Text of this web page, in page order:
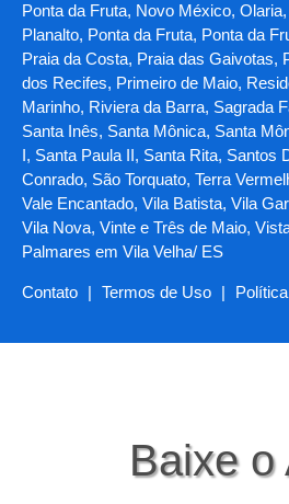
Ponta da Fruta, Novo México,
Planalto, Ponta da Fruta, Ponta da
Praia da Costa, Praia das Gaivotas,
dos Recifes, Primeiro de Maio,
Marinho, Riviera da Barra, Sagrada
Santa Inês, Santa Mônica, Santa
I, Santa Paula II, Santa Rita, Santos
Conrado, São Torquato, Terra
Vale Encantado, Vila Batista, Vila
Vila Nova, Vinte e Três de Maio,
Palmares em Vila Velha/ ES
Contato | Termos de Uso |
Baixe o